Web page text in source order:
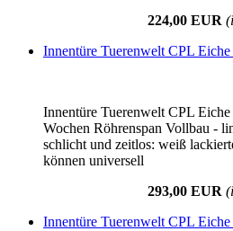
224,00 EUR
Innentüre Tuerenwelt CPL Eiche
Innentüre Tuerenwelt CPL
Wochen Röhrenspan Vollbau -
schlicht und zeitlos: weiß
können universell
293,00 EUR
Innentüre Tuerenwelt CPL